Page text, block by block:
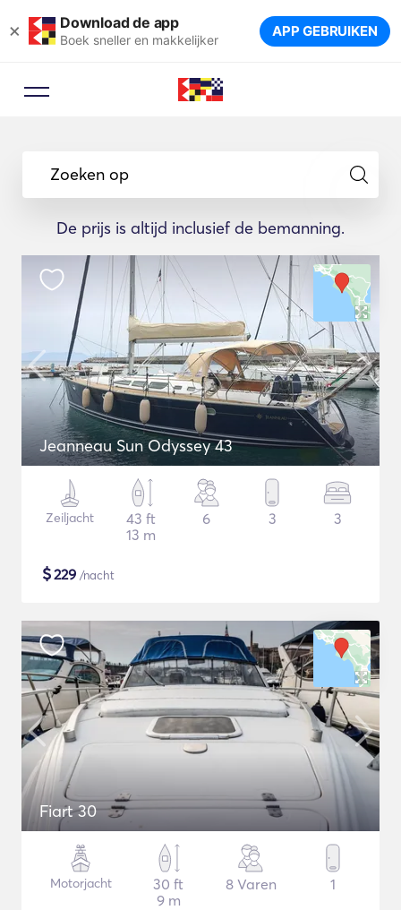
× Download de app
Boek sneller en makkelijker APP GEBRUIKEN
Zoeken op
De prijs is altijd inclusief de bemanning.
Jeanneau Sun Odyssey 43
Zeiljacht
43 ft
13 m
6 3 3
$229 /nacht
Fiart 30
Motorjacht
30 ft
9 m
8 Varen 1